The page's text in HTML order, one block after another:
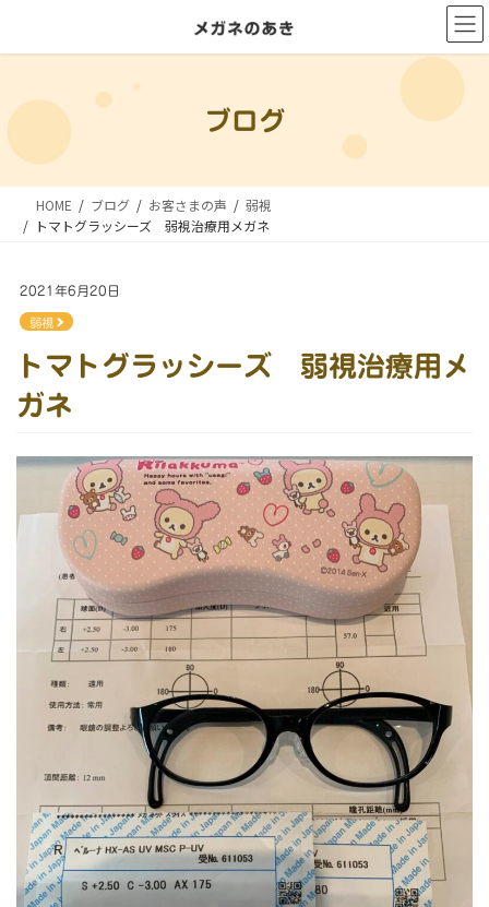
ン
ツ
ー
シ
ブログ
HOME ブログ お客さまの声
弱視
トマトグラッシーズ 弱視治療用メガネ
2021年6月20日
弱視
トマトグラッシーズ 弱視治療用メ
ガネ